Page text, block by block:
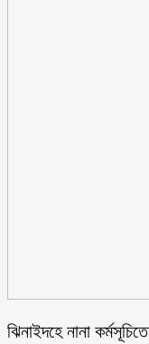
ঝিনাইদহে নানা